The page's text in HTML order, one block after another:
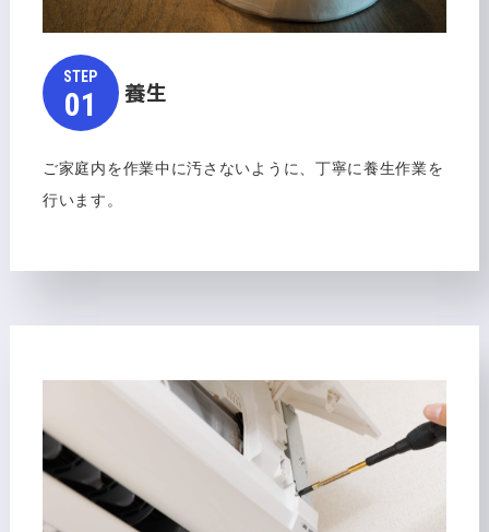
STEP​​​​​
​​​​​​​01 養生
ご家庭内を作業中に汚さないように、丁寧に養生作業を
行います。